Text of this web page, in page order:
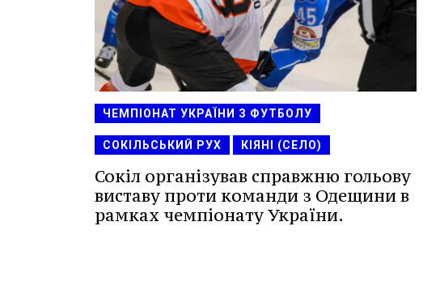
ЧЕМПІОНАТ УКРАЇНИ З ФУТБОЛУ
СОКІЛЬСЬКИЙ РУХ КІЯНІ (СЕЛО)
Сокіл організував справжню гольову
виставу проти команди з Одещини в
рамках чемпіонату України.